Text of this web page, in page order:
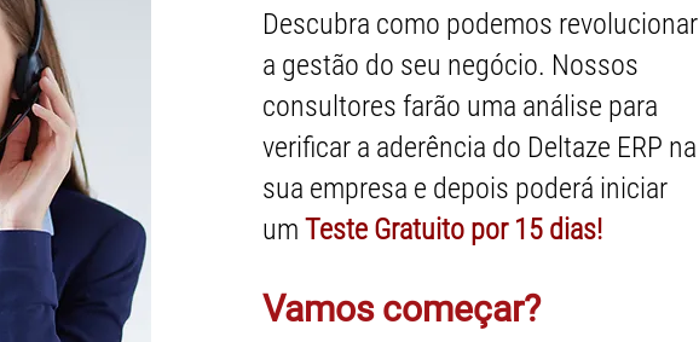
Descubra como podemos revolucionar
a gestão do seu negócio. Nossos
consultores farão uma análise para
verificar a aderência do Deltaze ERP na
sua empresa e depois poderá iniciar
um Teste Gratuito por 15 dias!
Vamos começar?